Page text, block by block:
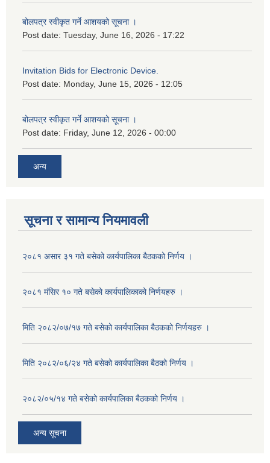
बोलपत्र स्वीकृत गर्ने आशयको सूचना ।
Post date: Tuesday, June 16, 2026 - 17:22
Invitation Bids for Electronic Device.
Post date: Monday, June 15, 2026 - 12:05
बोलपत्र स्वीकृत गर्ने आशयको सूचना ।
Post date: Friday, June 12, 2026 - 00:00
अन्य
सूचना र सामान्य नियमावली
२०८१ असार ३१ गते बसेको कार्यपालिका बैठकको निर्णय ।
२०८१ मंसिर १० गते बसेको कार्यपालिकाको निर्णयहरु ।
मिति २०८२/०७/१७ गते बसेको कार्यपालिका बैठकको निर्णयहरु ।
मिति २०८२/०६/२४ गते बसेको कार्यपालिका बैठको निर्णय ।
२०८२/०५/१४ गते बसेको कार्यपालिका बैठकको निर्णय ।
अन्य सूचना